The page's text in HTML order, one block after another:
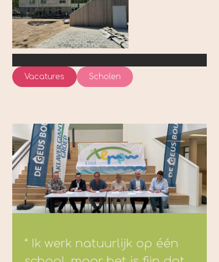
Vacatures Scholen
“ Ik werk natuurlijk op één